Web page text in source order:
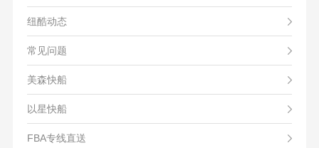
纽酷动态
常见问题
美森快船
以星快船
FBA专线直送